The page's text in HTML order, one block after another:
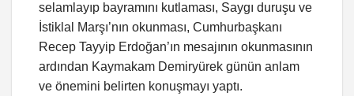
selamlayıp bayramını kutlaması, Saygı duruşu ve
İstiklal Marşı’nın okunması, Cumhurbaşkanı
Recep Tayyip Erdoğan’ın mesajının okunmasının
ardından Kaymakam Demiryürek günün anlam
ve önemini belirten konuşmayı yaptı.